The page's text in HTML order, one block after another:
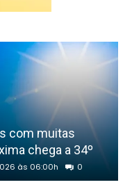
com muitas
chega a 34º
às 06:00h 0